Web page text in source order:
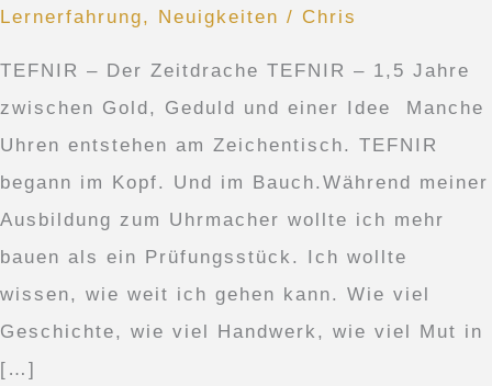
Lernerfahrung, Neuigkeiten / Chris
TEFNIR – Der Zeitdrache TEFNIR – 1,5 Jahre
zwischen Gold, Geduld und einer Idee Manche
Uhren entstehen am Zeichentisch. TEFNIR
begann im Kopf. Und im Bauch.Während meiner
Ausbildung zum Uhrmacher wollte ich mehr
bauen als ein Prüfungsstück. Ich wollte
wissen, wie weit ich gehen kann. Wie viel
Geschichte, wie viel Handwerk, wie viel Mut in
[…]
Zeitdrache